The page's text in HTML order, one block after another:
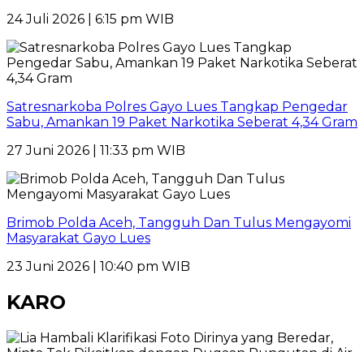
24 Juli 2026 | 6:15 pm WIB
Satresnarkoba Polres Gayo Lues Tangkap Pengedar
Sabu, Amankan 19 Paket Narkotika Seberat 4,34 Gram
27 Juni 2026 | 11:33 pm WIB
Brimob Polda Aceh, Tangguh Dan Tulus Mengayomi
Masyarakat Gayo Lues
23 Juni 2026 | 10:40 pm WIB
KARO